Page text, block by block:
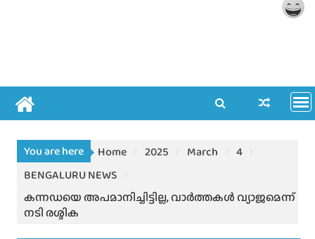
You are here Home 2025 March
4
BENGALURU NEWS
കന്നഡയെ അപമാനിച്ചിട്ടില്ല, വാർത്തകൾ വ്യാജമെന്ന്
നടി രശ്മിക